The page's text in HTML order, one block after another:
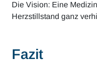
Die Vision: Eine
Herzstillstand ganz
Fazit